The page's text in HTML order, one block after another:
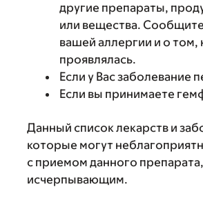
другие препараты,
или вещества.
вашей аллергии и о том,
проявлялась.
Если у Вас заболевание
Если вы принимаете
Данный список лекарств и
которые могут
с приемом данного
исчерпывающим.